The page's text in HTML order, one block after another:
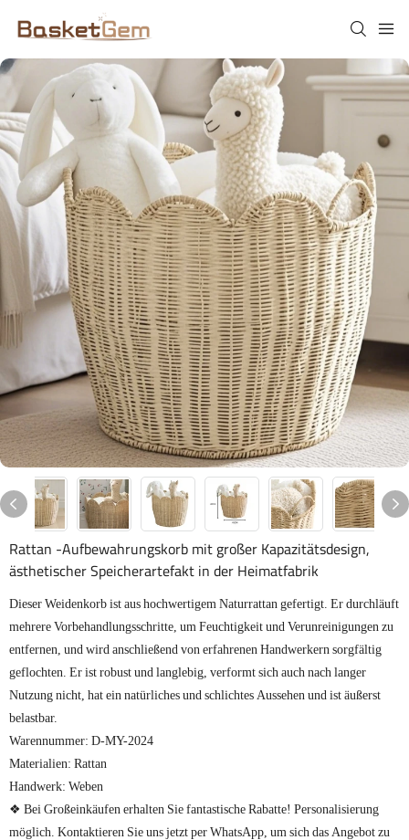
Rattan -Aufbewahrungskorb mit großer Kapazitätsdesign,
ästhetischer Speicherartefakt in der Heimatfabrik
Dieser Weidenkorb ist aus hochwertigem Naturrattan gefertigt. Er durchläuft
mehrere Vorbehandlungsschritte, um Feuchtigkeit und Verunreinigungen zu
entfernen, und wird anschließend von erfahrenen Handwerkern sorgfältig
geflochten. Er ist robust und langlebig, verformt sich auch nach langer
Nutzung nicht, hat ein natürliches und schlichtes Aussehen und ist äußerst
belastbar.
Warennummer: D-MY-2024
Materialien: Rattan
Handwerk: Weben
❖ Bei Großeinkäufen erhalten Sie fantastische Rabatte! Personalisierung
möglich. Kontaktieren Sie uns jetzt per WhatsApp, um sich das Angebot zu